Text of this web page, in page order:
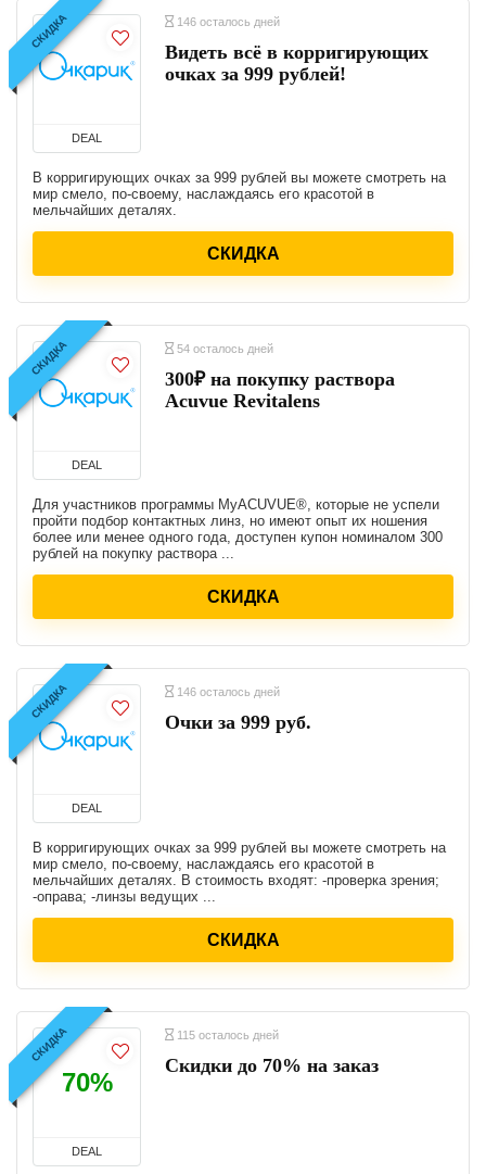
СКИДКА
DEAL
146 осталось дней
Видеть всё в корригирующих
очках за 999 рублей!
В корригирующих очках за 999 рублей вы можете смотреть на
мир смело, по-своему, наслаждаясь его красотой в
мельчайших деталях.
СКИДКА
СКИДКА
DEAL
54 осталось дней
300₽ на покупку раствора
Acuvue Revitalens
Для участников программы MyACUVUE®, которые не успели
пройти подбор контактных линз, но имеют опыт их ношения
более или менее одного года, доступен купон номиналом 300
рублей на покупку раствора ...
СКИДКА
СКИДКА
DEAL
146 осталось дней
Очки за 999 руб.
В корригирующих очках за 999 рублей вы можете смотреть на
мир смело, по-своему, наслаждаясь его красотой в
мельчайших деталях. В стоимость входят: -проверка зрения;
-оправа; -линзы ведущих ...
СКИДКА
СКИДКА
70%
DEAL
115 осталось дней
Скидки до 70% на заказ